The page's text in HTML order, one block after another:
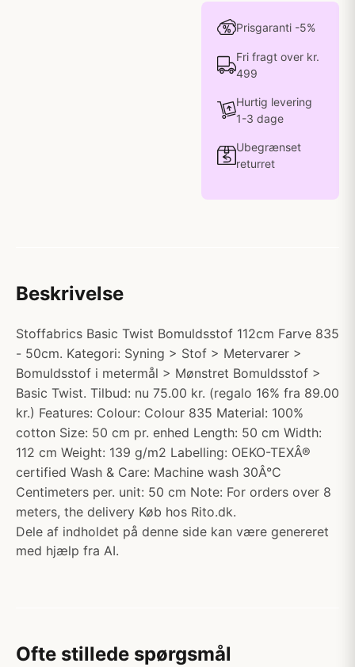
Prisgaranti -5%
Fri fragt over kr.
499
Hurtig levering
1-3 dage
Ubegrænset
returret
Beskrivelse
Stoffabrics Basic Twist Bomuldsstof 112cm Farve 835
- 50cm. Kategori: Syning > Stof > Metervarer >
Bomuldsstof i metermål > Mønstret Bomuldsstof >
Basic Twist. Tilbud: nu 75.00 kr. (regalo 16% fra 89.00
kr.) Features: Colour: Colour 835 Material: 100%
cotton Size: 50 cm pr. enhed Length: 50 cm Width:
112 cm Weight: 139 g/m2 Labelling: OEKO-TEXÂ®
certified Wash & Care: Machine wash 30Â°C
Centimeters per. unit: 50 cm Note: For orders over 8
meters, the delivery Køb hos Rito.dk.
Dele af indholdet på denne side kan være genereret
med hjælp fra AI.
Ofte stillede spørgsmål